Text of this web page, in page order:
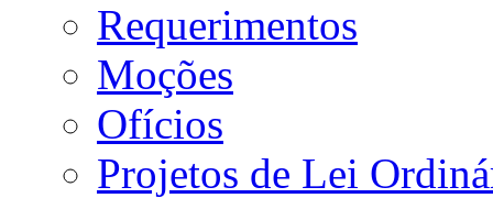
Requerimentos
Moções
Ofícios
Projetos de Lei